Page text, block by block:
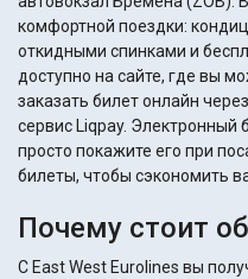
комфортной поездки:
откидными спинками и
доступно на сайте, где вы
заказать билет онлайн
сервис Liqpay. Электронный
просто покажите его при
билеты, чтобы сэкономить
Почему стоит
С East West Eurolines вы